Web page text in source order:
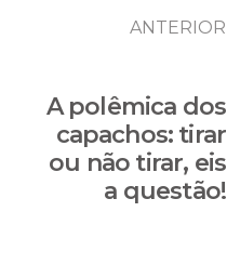
ANTERIOR
A polêmica dos
capachos: tirar
ou não tirar, eis
a questão!